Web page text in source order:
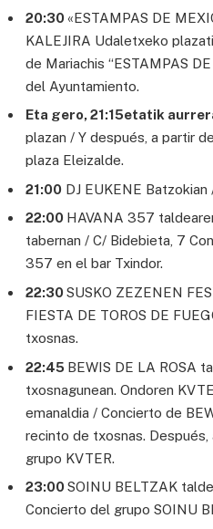
20:30«ESTAMPAS DE
KALEJIRA Udaletxeko
de Mariachis “ESTAMPAS
del Ayuntamiento.
Eta gero, 21:15etatik
plazan / Y después, a partir
plaza Eleizalde.
21:00 DJ EUKENE
22:00 HAVANA 357
tabernan / C/ Bidebieta, 7
357 en el bar Txindor.
22:30SUSKO ZEZENEN
FIESTA DE TOROS DE
txosnas.
22:45 BEWIS DE LA ROSA
txosnagunean. Ondoren
emanaldia / Concierto de
recinto de txosnas. Después,
grupo KVTER.
23:00SOINU BELTZAK
Concierto del grupo SOINU